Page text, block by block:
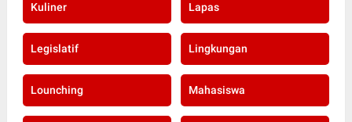
Kuliner Lapas
Legislatif Lingkungan
Lounching Mahasiswa